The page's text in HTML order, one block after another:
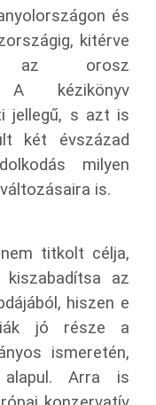
és
kitérve
az orosz
A kézikönyv
jellegű, s azt is
két évszázad
milyen
is.
titkolt célja,
kiszabadítsa az
hiszen e
jó része a
ismeretén,
Arra is